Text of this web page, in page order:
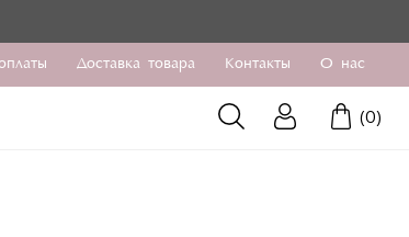
Доставка товара Контакты О нас
(0)